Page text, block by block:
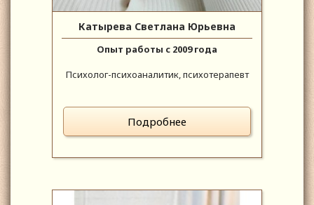
Катырева Светлана Юрьевна
Опыт работы с 2009 года
Психолог-психоаналитик, психотерапевт
Подробнее